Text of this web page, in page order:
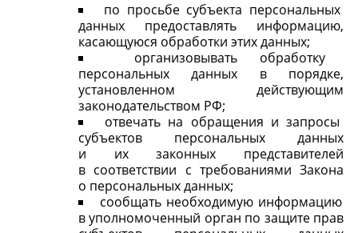
по просьбе субъекта персональных
данных предоставлять информацию,
касающуюся обработки этих данных;
организовывать обработку
персональных данных в порядке,
установленном действующим
законодательством РФ;
отвечать на обращения и запросы
субъектов персональных данных
и их законных представителей
в соответствии с требованиями Закона
о персональных данных;
сообщать необходимую информацию
в уполномоченный орган по защите прав